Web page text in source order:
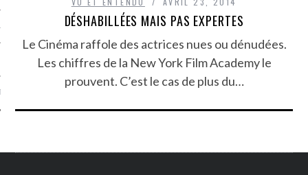
ARCACHONDÉSHABILLÉES MAIS PAS EXPERTES
Le Cinéma raffole des actrices nues ou dénudées.
Les chiffres de la New York Film Academy le
prouvent. C’est le cas de plus du…